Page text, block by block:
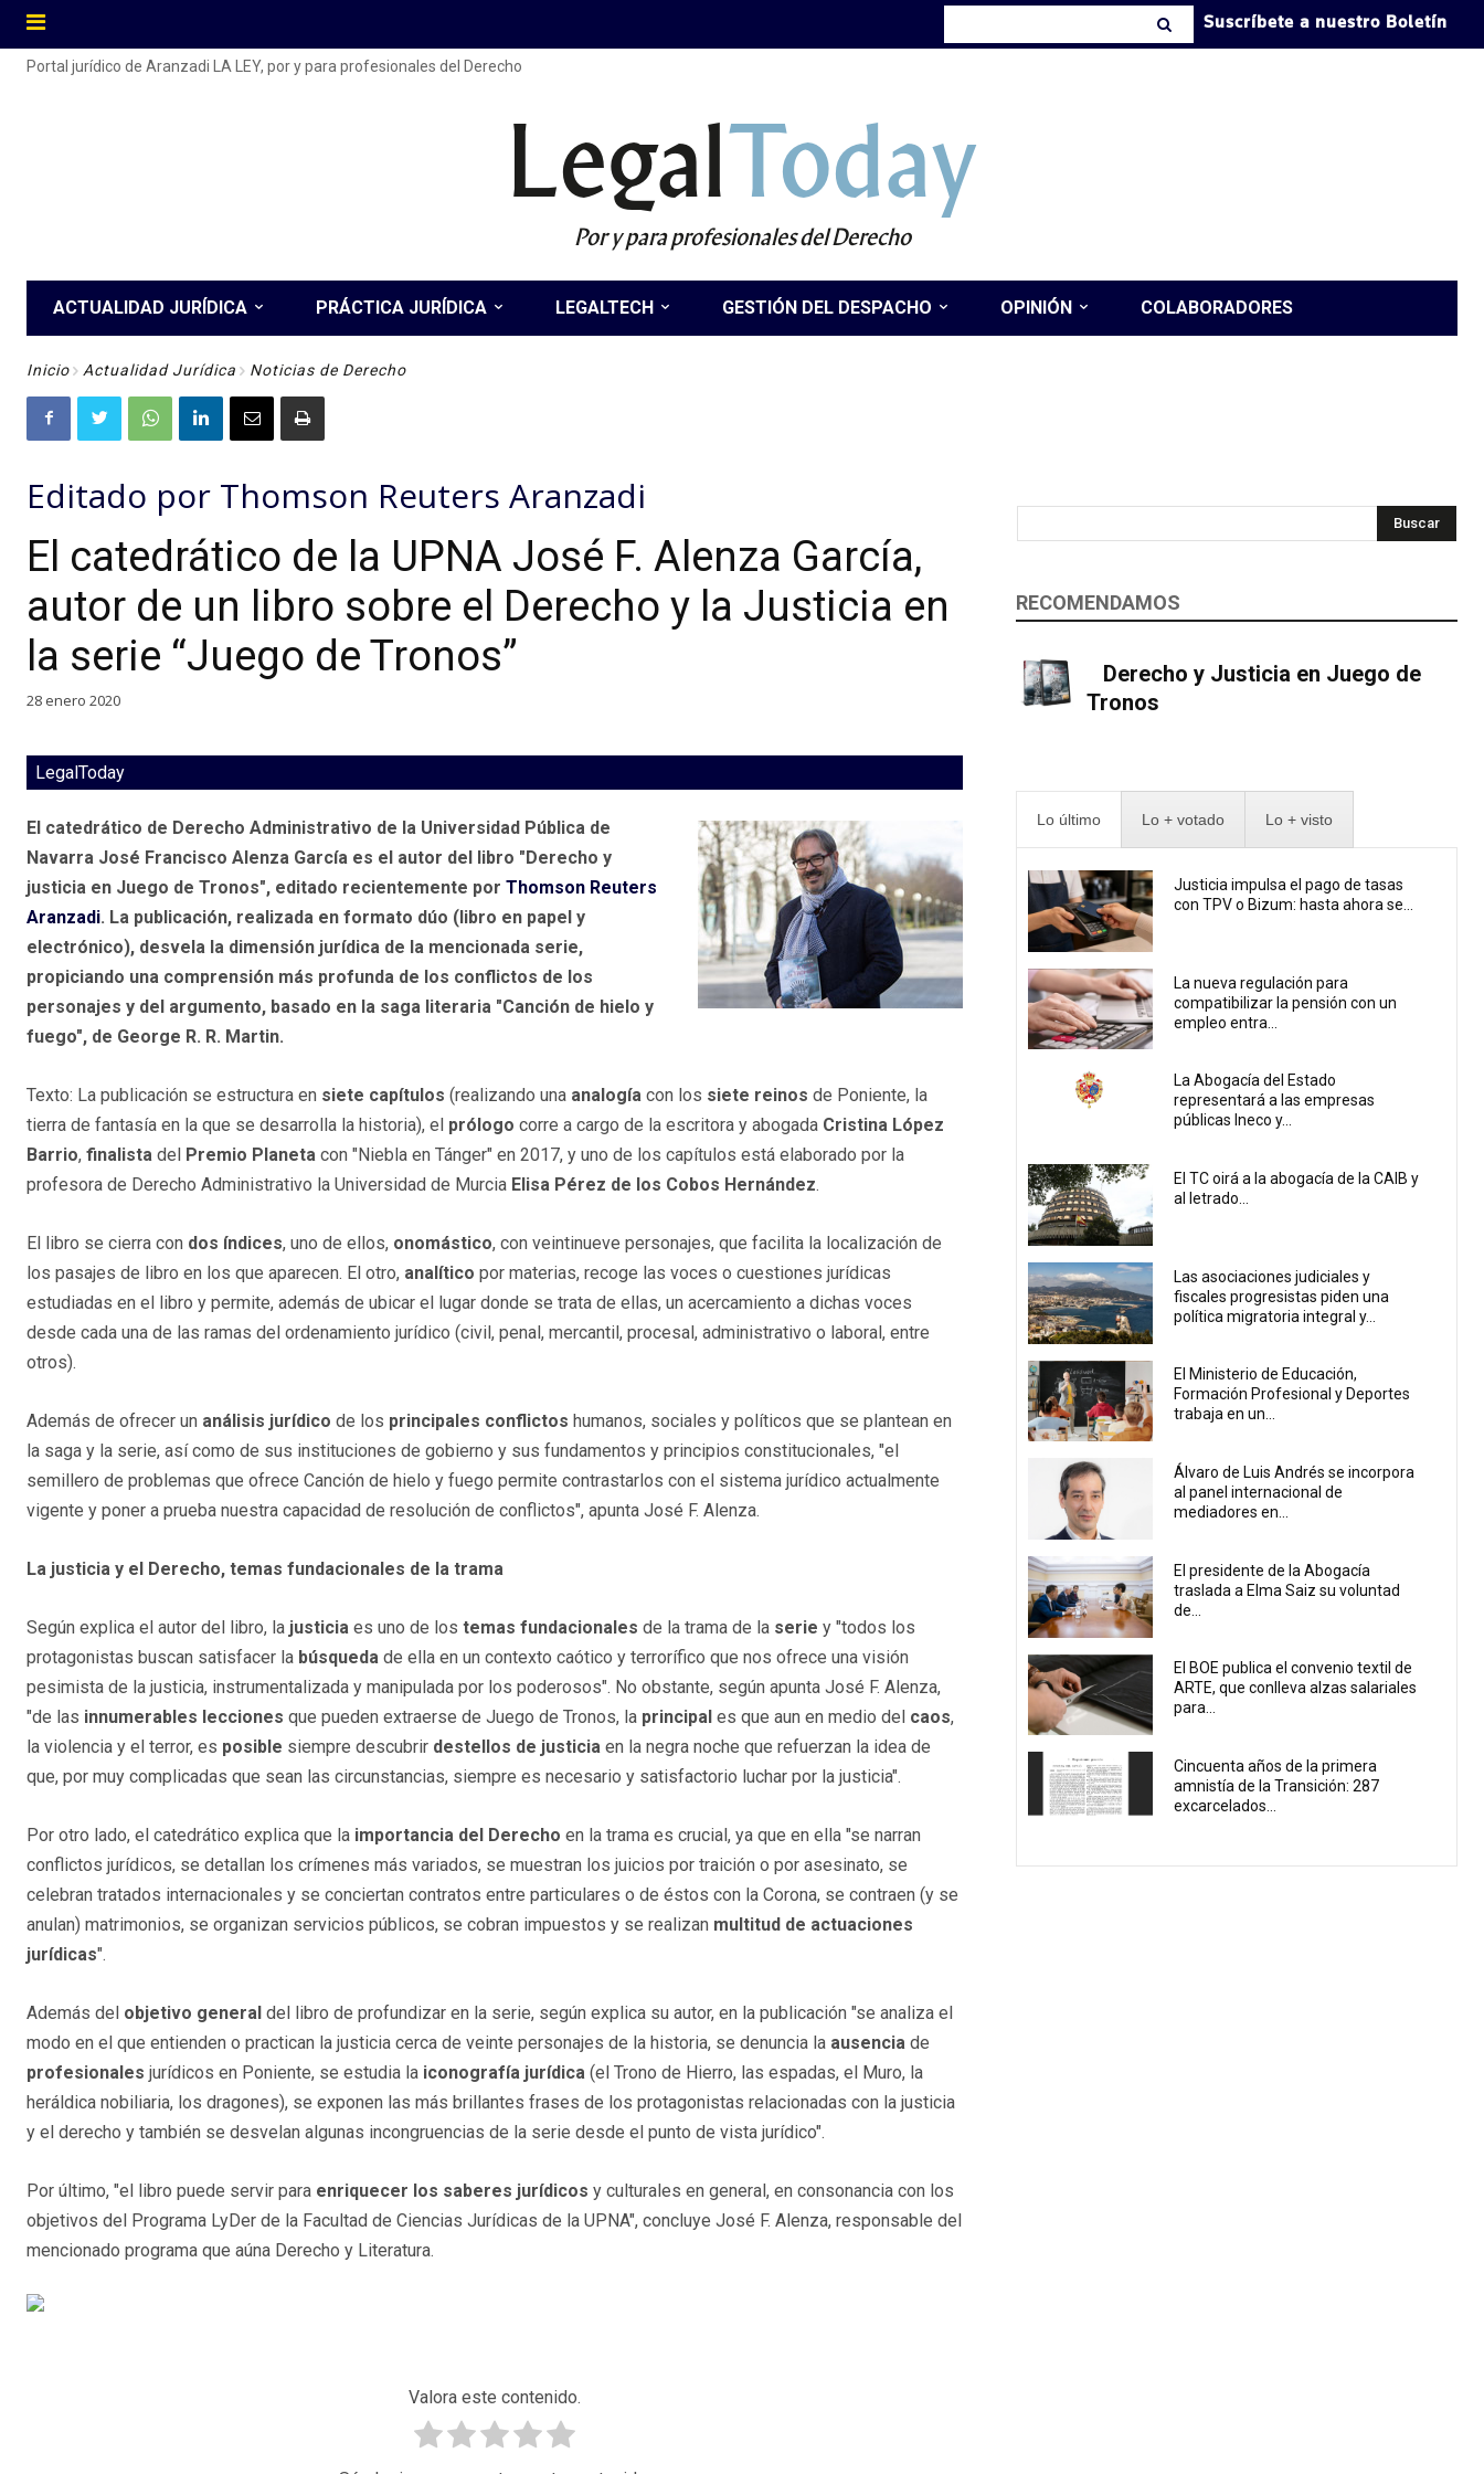
Suscríbete a nuestro Boletín
Portal jurídico de Aranzadi LA LEY, por y para profesionales del Derecho
LegalToday
Por y para profesionales del Derecho
ACTUALIDAD JURÍDICA PRÁCTICA JURÍDICA LEGALTECH GESTIÓN DEL DESPACHO OPINIÓN COLABORADORES
Inicio Actualidad Jurídica Noticias de Derecho
Editado por Thomson Reuters Aranzadi
El catedrático de la UPNA José F. Alenza García,
autor de un libro sobre el Derecho y la Justicia en
la serie “Juego de Tronos”
28 enero 2020
LegalToday
El catedrático de Derecho Administrativo de la Universidad Pública de
Navarra José Francisco Alenza García es el autor del libro "Derecho y
justicia en Juego de Tronos", editado recientemente por Thomson Reuters
Aranzadi. La publicación, realizada en formato dúo (libro en papel y
electrónico), desvela la dimensión jurídica de la mencionada serie,
propiciando una comprensión más profunda de los conflictos de los
personajes y del argumento, basado en la saga literaria "Canción de hielo y
fuego", de George R. R. Martin.
Texto: La publicación se estructura en siete capítulos (realizando una analogía con los siete reinos de Poniente, la
tierra de fantasía en la que se desarrolla la historia), el prólogo corre a cargo de la escritora y abogada Cristina López
Barrio, finalista del Premio Planeta con "Niebla en Tánger" en 2017, y uno de los capítulos está elaborado por la
profesora de Derecho Administrativo la Universidad de Murcia Elisa Pérez de los Cobos Hernández.
El libro se cierra con dos índices, uno de ellos, onomástico, con veintinueve personajes, que facilita la localización de
los pasajes de libro en los que aparecen. El otro, analítico por materias, recoge las voces o cuestiones jurídicas
estudiadas en el libro y permite, además de ubicar el lugar donde se trata de ellas, un acercamiento a dichas voces
desde cada una de las ramas del ordenamiento jurídico (civil, penal, mercantil, procesal, administrativo o laboral, entre
otros).
Además de ofrecer un análisis jurídico de los principales conflictos humanos, sociales y políticos que se plantean en
la saga y la serie, así como de sus instituciones de gobierno y sus fundamentos y principios constitucionales, "el
semillero de problemas que ofrece Canción de hielo y fuego permite contrastarlos con el sistema jurídico actualmente
vigente y poner a prueba nuestra capacidad de resolución de conflictos", apunta José F. Alenza.
La justicia y el Derecho, temas fundacionales de la trama
Según explica el autor del libro, la justicia es uno de los temas fundacionales de la trama de la serie y "todos los
protagonistas buscan satisfacer la búsqueda de ella en un contexto caótico y terrorífico que nos ofrece una visión
pesimista de la justicia, instrumentalizada y manipulada por los poderosos". No obstante, según apunta José F. Alenza,
"de las innumerables lecciones que pueden extraerse de Juego de Tronos, la principal es que aun en medio del caos,
la violencia y el terror, es posible siempre descubrir destellos de justicia en la negra noche que refuerzan la idea de
que, por muy complicadas que sean las circunstancias, siempre es necesario y satisfactorio luchar por la justicia".
Por otro lado, el catedrático explica que la importancia del Derecho en la trama es crucial, ya que en ella "se narran
conflictos jurídicos, se detallan los crímenes más variados, se muestran los juicios por traición o por asesinato, se
celebran tratados internacionales y se conciertan contratos entre particulares o de éstos con la Corona, se contraen (y se
anulan) matrimonios, se organizan servicios públicos, se cobran impuestos y se realizan multitud de actuaciones
jurídicas".
Además del objetivo general del libro de profundizar en la serie, según explica su autor, en la publicación "se analiza el
modo en el que entienden o practican la justicia cerca de veinte personajes de la historia, se denuncia la ausencia de
profesionales jurídicos en Poniente, se estudia la iconografía jurídica (el Trono de Hierro, las espadas, el Muro, la
heráldica nobiliaria, los dragones), se exponen las más brillantes frases de los protagonistas relacionadas con la justicia
y el derecho y también se desvelan algunas incongruencias de la serie desde el punto de vista jurídico".
Por último, "el libro puede servir para enriquecer los saberes jurídicos y culturales en general, en consonancia con los
objetivos del Programa LyDer de la Facultad de Ciencias Jurídicas de la UPNA", concluye José F. Alenza, responsable del
mencionado programa que aúna Derecho y Literatura.
Valora este contenido.
Buscar
RECOMENDAMOS
Derecho y Justicia en Juego de
Tronos
Lo último Lo + votado Lo + visto
Justicia impulsa el pago de tasas
con TPV o Bizum: hasta ahora se...
La nueva regulación para
compatibilizar la pensión con un
empleo entra...
La Abogacía del Estado
representará a las empresas
públicas Ineco y...
El TC oirá a la abogacía de la CAIB y
al letrado...
Las asociaciones judiciales y
fiscales progresistas piden una
política migratoria integral y...
El Ministerio de Educación,
Formación Profesional y Deportes
trabaja en un...
Álvaro de Luis Andrés se incorpora
al panel internacional de
mediadores en...
El presidente de la Abogacía
traslada a Elma Saiz su voluntad
de...
El BOE publica el convenio textil de
ARTE, que conlleva alzas salariales
para...
Cincuenta años de la primera
amnistía de la Transición: 287
excarcelados...